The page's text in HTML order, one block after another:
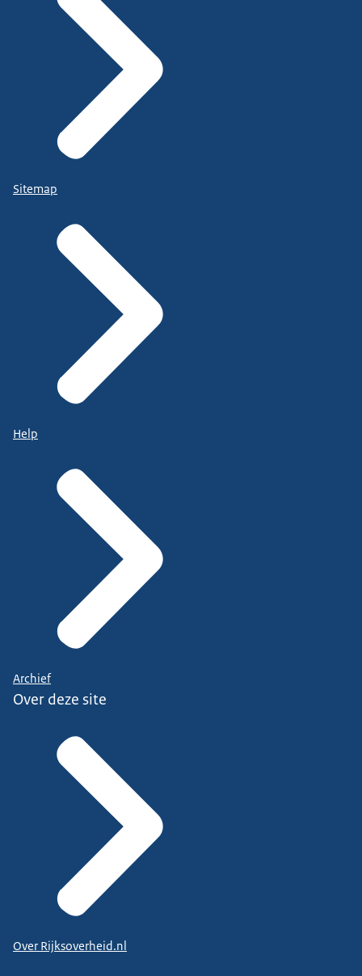
Sitemap
Help
Archief
Over deze site
Over Rijksoverheid.nl